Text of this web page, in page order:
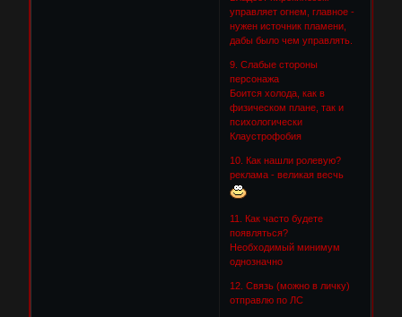
управляет огнем, главное -
нужен источник пламени,
дабы было чем управлять.
9. Слабые стороны
персонажа
Боится холода, как в
физическом плане, так и
психологически
Клаустрофобия
10. Как нашли ролевую?
реклама - великая весчь
11. Как часто будете
появляться?
Необходимый минимум
однозначно
12. Связь (можно в личку)
отправлю по ЛС